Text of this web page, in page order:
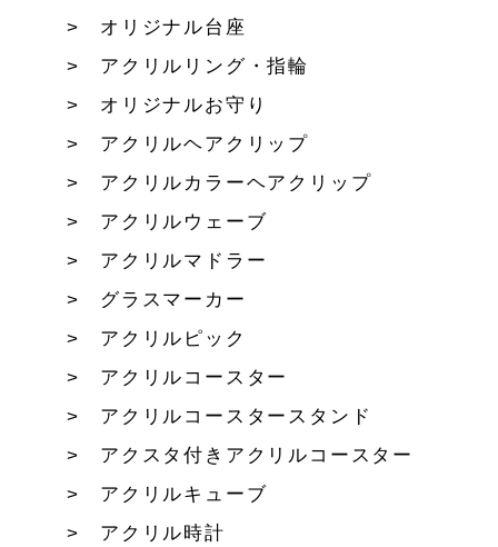
オリジナル台座
アクリルリング・指輪
オリジナルお守り
アクリルヘアクリップ
アクリルカラーヘアクリップ
アクリルウェーブ
アクリルマドラー
グラスマーカー
アクリルピック
アクリルコースター
アクリルコースタースタンド
アクスタ付きアクリルコースター
アクリルキューブ
アクリル時計